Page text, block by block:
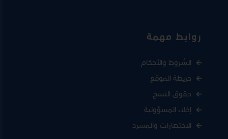
روابط مهمة
الشروط والأحكام
خريطة الموقع
حقوق النسخ
إخلاء المسؤولية
الاختصارات والمسرد